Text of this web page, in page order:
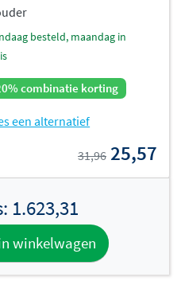
combinatie korting
een alternatief
31,96 25,57
1.623,31
winkelwagen